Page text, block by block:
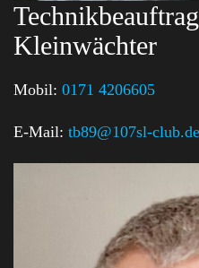
Kleinwächter
Mobil: 0171 4206605
E-Mail: tb89@107sl-club.de